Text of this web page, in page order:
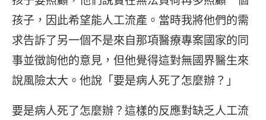
孩子，因此希望能人工流產。當時我將他們的需
求告訴了另一個不是來自那項醫療專案國家的同
事並徵詢他的意見，但他覺得這對無國界醫生來
說風險太大。他說「要是病人死了怎麼辦？」
要是病人死了怎麼辦？這樣的反應對缺乏人工流